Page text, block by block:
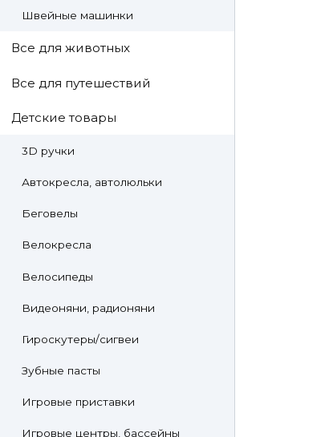
Швейные машинки
Все для животных
Все для путешествий
Детские товары
3D ручки
Автокресла, автолюльки
Беговелы
Велокресла
Велосипеды
Видеоняни, радионяни
Гироскутеры/сигвеи
Зубные пасты
Игровые приставки
Игровые центры, бассейны